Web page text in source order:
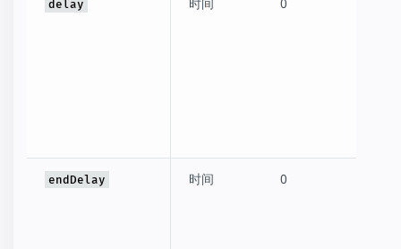
delay
endDelay 时间 0